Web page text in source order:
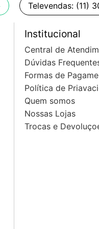
Televendas: (11)
Institucional
Central de
Dúvidas
Formas de
Política de
Quem somos
Nossas Lojas
Trocas e